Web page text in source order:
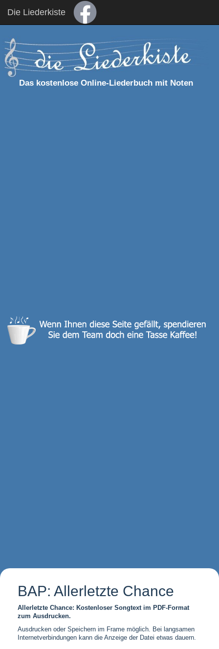
Die Liederkiste
Das kostenlose Online-Liederbuch mit Noten
BAP: Allerletzte Chance
Allerletzte Chance: Kostenloser Songtext im PDF-Format
zum Ausdrucken.
Ausdrucken oder Speichern im Frame möglich. Bei langsamen
Internetverbindungen kann die Anzeige der Datei etwas dauern.